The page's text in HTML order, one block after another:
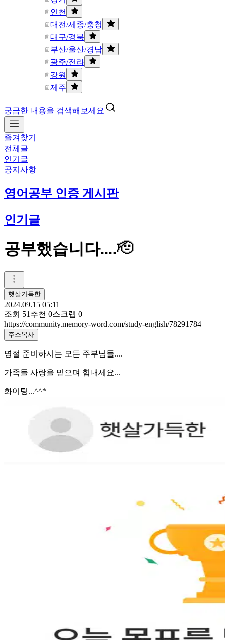
인천
대전/세종/충청
대구/경북
부산/울산/경남
광주/전라
강원
제주
궁금한 내용을 검색해보세요
즐겨찾기
전체글
인기글
공지사항
영어공부 인증 게시판
인기글
공부했습니다....🫡
햇살가득한
2024.09.15 05:11
조회 51 추천 0스크랩 0
https://community.memory-word.com/study-english/78291784
주소복사
명절 준비하시는 모든 주부님들....
가족들 사랑을 믿으며 힘내세요...
화이팅...^^*